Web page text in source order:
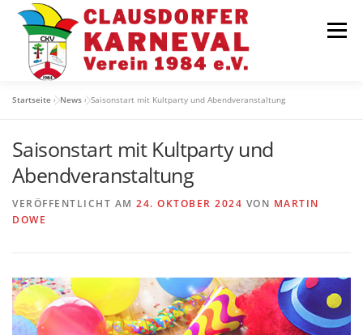
Inhalt
springen
Menü
GRUPPEN GALERIE SPONSOREN
Startseite »News »Saisonstart mit Kultparty und Abendveranstaltung
Saisonstart mit Kultparty und
Abendveranstaltung
VERÖFFENTLICHT AM 24. OKTOBER 2024 VON MARTIN
DOWE